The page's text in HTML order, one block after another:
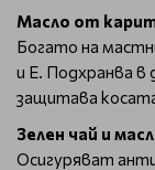
Масло от
Богато на
и E. Подхранва
защитава
Зелен чай и
Осигуряват